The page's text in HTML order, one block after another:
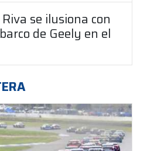
se ilusiona con
de Geely en el